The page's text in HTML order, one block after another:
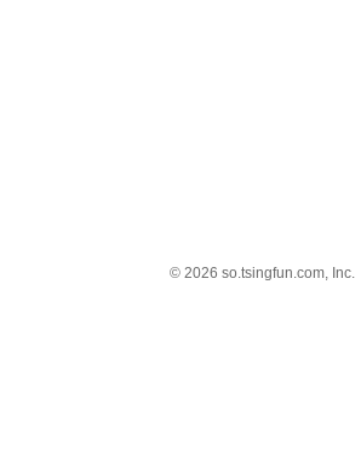
© 2026 so.tsingfun.com, Inc.